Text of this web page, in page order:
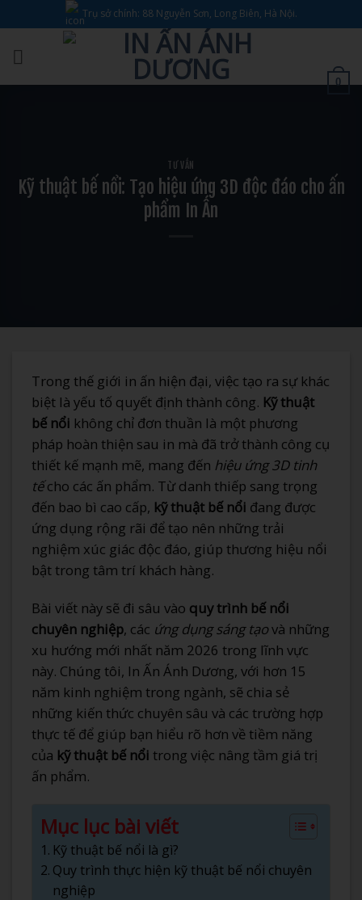
qua
nội
dung
Trụ sở chính: 88 Nguyễn Sơn, Long Biên, Hà Nội.
0
TƯ VẤN
Kỹ thuật bế nổi: Tạo hiệu ứng 3D độc đáo cho ấn
phẩm In Ấn
Trong thế giới in ấn hiện đại, việc tạo ra sự khác
biệt là yếu tố quyết định thành công. Kỹ thuật
bế nổi không chỉ đơn thuần là một phương
pháp hoàn thiện sau in mà đã trở thành công cụ
thiết kế mạnh mẽ, mang đến hiệu ứng 3D tinh
tếcho các ấn phẩm. Từ danh thiếp sang trọng
đến bao bì cao cấp, kỹ thuật bế nổi đang được
ứng dụng rộng rãi để tạo nên những trải
nghiệm xúc giác độc đáo, giúp thương hiệu nổi
bật trong tâm trí khách hàng.
Bài viết này sẽ đi sâu vào quy trình bế nổi
chuyên nghiệp, các ứng dụng sáng tạovà những
xu hướng mới nhất năm 2026 trong lĩnh vực
này. Chúng tôi, In Ấn Ánh Dương, với hơn 15
năm kinh nghiệm trong ngành, sẽ chia sẻ
những kiến thức chuyên sâu và các trường hợp
thực tế để giúp bạn hiểu rõ hơn về tiềm năng
của kỹ thuật bế nổi trong việc nâng tầm giá trị
ấn phẩm.
Mục lục bài viết
Kỹ thuật bế nổi là gì?
Quy trình thực hiện kỹ thuật bế nổi chuyên
nghiệp